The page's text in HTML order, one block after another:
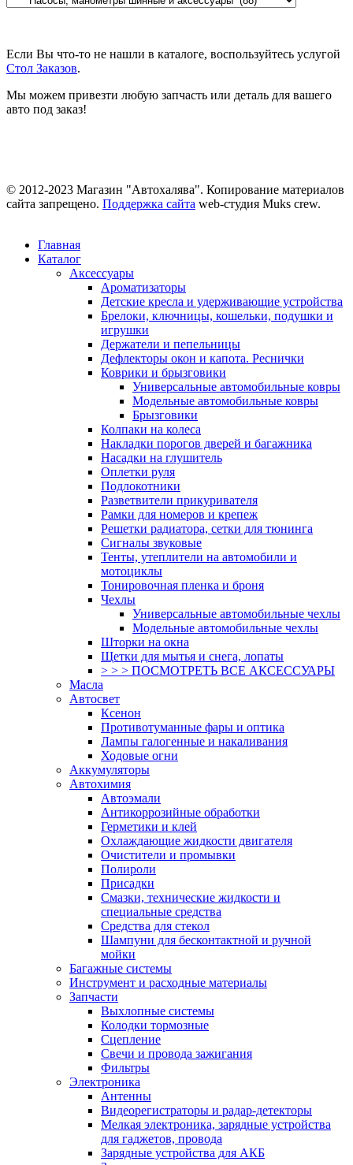
Если Вы что-то не нашли в каталоге, воспользуйтесь услугой
Стол Заказов.
Мы можем привезти любую запчасть или деталь для вашего
авто под заказ!
© 2012-2023 Магазин "Автохалява". Копирование материалов
сайта запрещено. Поддержка сайта web-студия Muks crew.
Главная
Каталог
Аксессуары
Ароматизаторы
Детские кресла и удерживающие устройства
Брелоки, ключницы, кошельки, подушки и
игрушки
Держатели и пепельницы
Дефлекторы окон и капота. Реснички
Коврики и брызговики
Универсальные автомобильные ковры
Модельные автомобильные ковры
Брызговики
Колпаки на колеса
Накладки порогов дверей и багажника
Насадки на глушитель
Оплетки руля
Подлокотники
Разветвители прикуривателя
Рамки для номеров и крепеж
Решетки радиатора, сетки для тюнинга
Сигналы звуковые
Тенты, утеплители на автомобили и
мотоциклы
Тонировочная пленка и броня
Чехлы
Универсальные автомобильные чехлы
Модельные автомобильные чехлы
Шторки на окна
Щетки для мытья и снега, лопаты
> > > ПОСМОТРЕТЬ ВСЕ АКСЕССУАРЫ
Масла
Автосвет
Ксенон
Противотуманные фары и оптика
Лампы галогенные и накаливания
Ходовые огни
Аккумуляторы
Автохимия
Автоэмали
Антикоррозийные обработки
Герметики и клей
Охлаждающие жидкости двигателя
Очистители и промывки
Полироли
Присадки
Смазки, технические жидкости и
специальные средства
Средства для стекол
Шампуни для бесконтактной и ручной
мойки
Багажные системы
Инструмент и расходные материалы
Запчасти
Выхлопные системы
Колодки тормозные
Сцепление
Свечи и провода зажигания
Фильтры
Электроника
Антенны
Видеорегистраторы и радар-детекторы
Мелкая электроника, зарядные устройства
для гаджетов, провода
Зарядные устройства для АКБ